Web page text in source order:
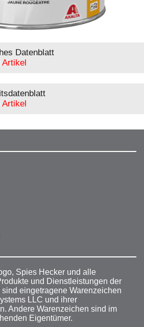
Datenblatt
Spies Hecker und alle
und Dienstleistungen der
eingetragene Warenzeichen
LLC und ihrer
Andere Warenzeichen sind im
Eigentümer.